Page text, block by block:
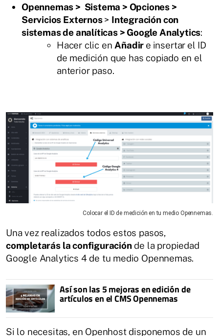
Opennemas > Sistema > Opciones >
Servicios Externos> Integración con
sistemas de analíticas > Google Analytics:
Hacer clic en Añadir e insertar el ID
de medición que has copiado en el
anterior paso.
Colocar el ID de medición en tu medio Opennemas.
Una vez realizados todos estos pasos,
completarás la configuraciónde la propiedad
Google Analytics 4 de tu medio Opennemas.
Así son las 5 mejoras en edición de
artículos en el CMS Opennemas
Si lo necesitas, en Openhost disponemos de un